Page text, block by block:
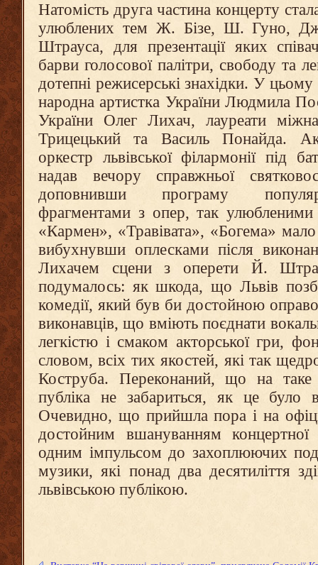
Натомість друга частина концерту
улюблених тем Ж. Бізе, Ш. Гуно,
Штрауса, для презентації яких
барви голосової палітри, свободу та
дотепні режисерські знахідки. У
народна артистка України Людмила
України Олег Лихач, лауреати
Трицецький та Василь Понайда.
оркестр львівської філармонії під
надав вечору справжньої
доповнивши програму
фрагментами з опер, так
«Кармен», «Травівата», «Богема» мало
вибухнувши оплесками після
Лихачем сцени з оперети Й.
подумалось: як шкода, що Львів
комедії, який був би достойною
виконавців, що вміють поєднати
легкістю і смаком акторської гри,
словом, всіх тих якостей, які так
Коструба. Переконаний, що на таке
публіка не забариться, як це було
Очевидно, що прийшла пора і на
достойним вшануванням концертної
одним імпульсом до захоплюючих
музики, які понад два десятиліття
львівською публікою.